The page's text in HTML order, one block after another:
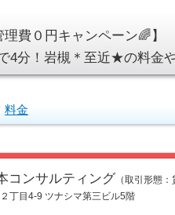
理費０円キャンペーン
4分！岩槻＊至近★の料金
料金
コンサルティング （取引形
丁目4-9 ツナシマ第三ビル5階